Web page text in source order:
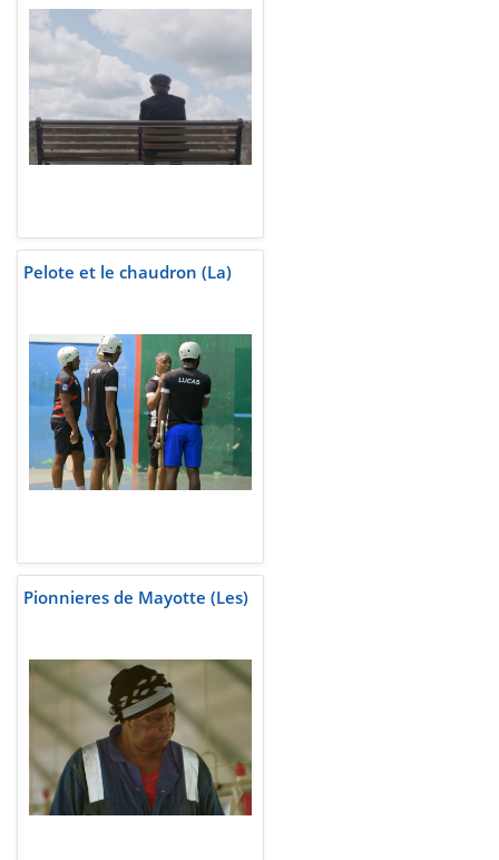
Pelote et le chaudron (La)
Pionnieres de Mayotte (Les)